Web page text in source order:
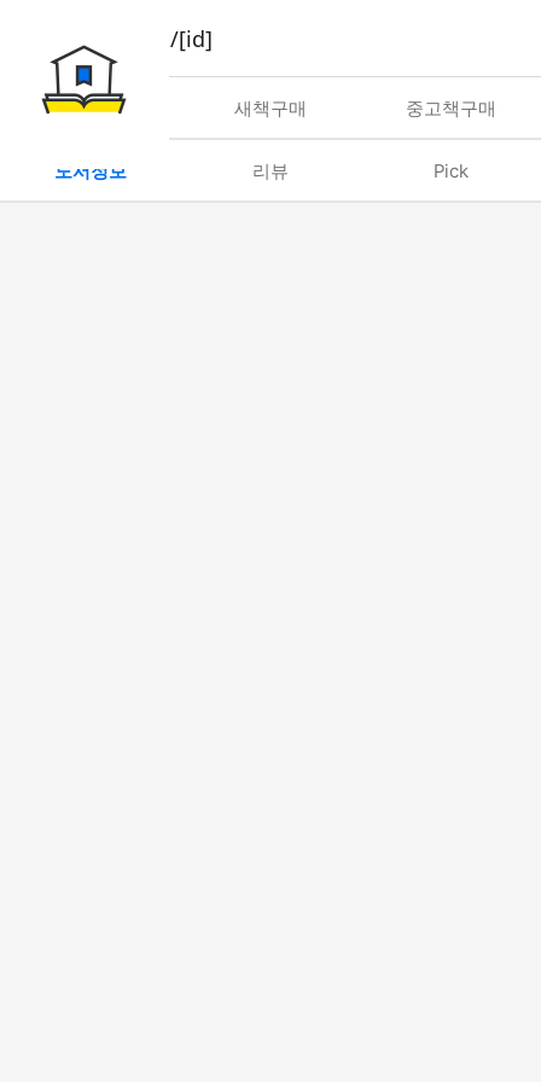
book/rent/[id]
대여 새책구매 중고책구매
도서정보 리뷰 Pick